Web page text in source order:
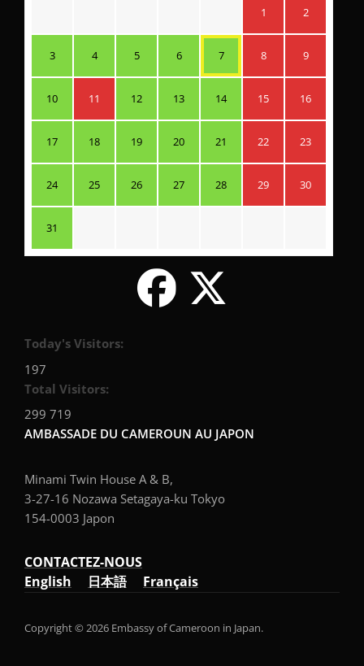
1 2
3 4 5 6 7 8 9
10 11 12 13 14 15 16
17 18 19 20 21 22 23
24 25 26 27 28 29 30
31
Today's Visitors:
197
Total Visitors:
299 719
AMBASSADE DU CAMEROUN AU JAPON
Minami Twin House A & B,
3-27-16 Nozawa Setagaya-ku Tokyo
154-0003 Japon
CONTACTEZ-NOUS
English
日本語 Français
Copyright © 2026 Embassy of Cameroon in Japan.